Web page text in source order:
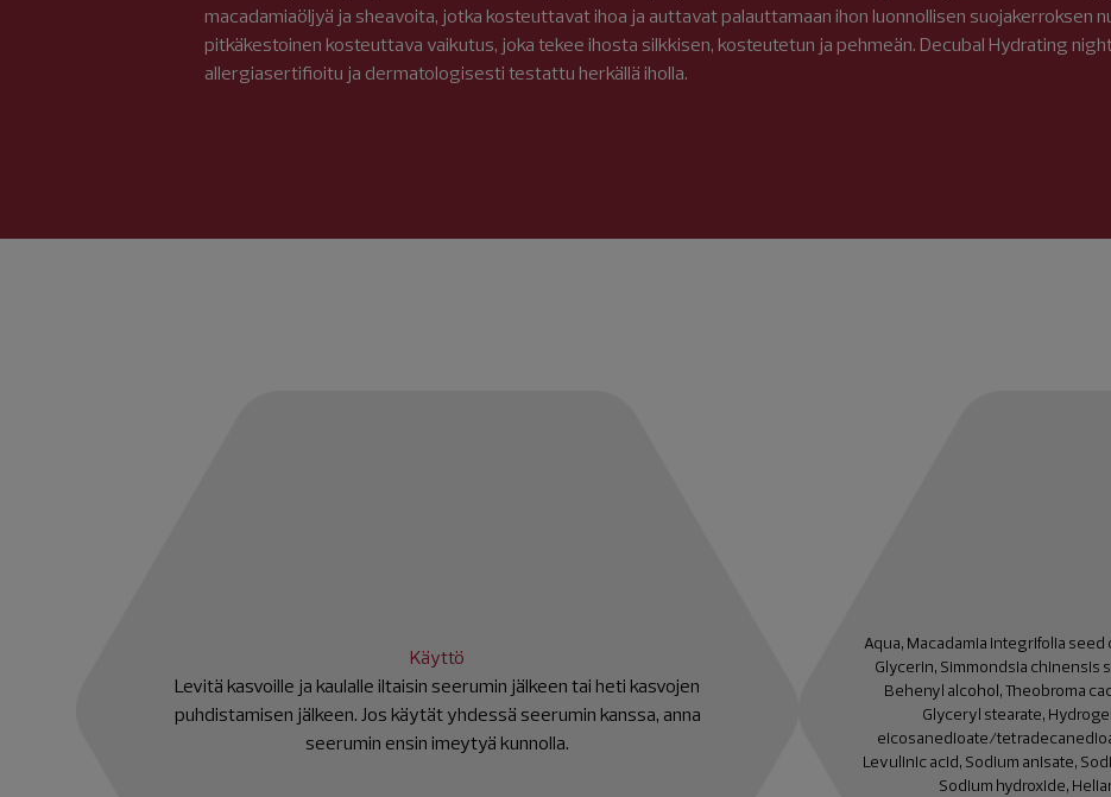
macadamiaöljyä ja sheavoita, jotka kosteuttavat ihoa ja auttavat palauttamaan ihon luonnollisen suojakerroksen
pitkäkestoinen kosteuttava vaikutus, joka tekee ihosta silkkisen, kosteutetun ja pehmeän. Decubal Hydrating
allergiasertifioitu ja dermatologisesti testattu herkällä iholla.
Käyttö
Levitä kasvoille ja kaulalle iltaisin seerumin jälkeen tai heti kasvojen
puhdistamisen jälkeen. Jos käytät yhdessä seerumin kanssa, anna
seerumin ensin imeytyä kunnolla.
Aqua, Macadamia integrifolia
Glycerin, Simmondsia chinensis
Behenyl alcohol, Theobroma
Glyceryl stearate,
eicosanedioate/
Levulinic acid, Sodium anisate,
Sodium hydroxide,